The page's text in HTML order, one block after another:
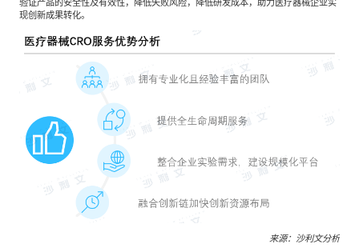
验证产品的安全性及有效性，降低失败风险，降低研发成本，助力医疗器械企业实
现创新成果转化。
来源：沙利文分析